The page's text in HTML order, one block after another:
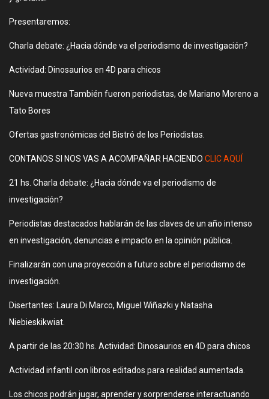
Presentaremos:
Charla debate: ¿Hacia dónde va el periodismo de investigación?
Actividad: Dinosaurios en 4D para chicos
Nueva muestra También fueron periodistas, de Mariano Moreno a
Tato Bores
Ofertas gastronómicas del Bistró de los Periodistas.
CONTANOS SI NOS VAS A ACOMPAÑAR HACIENDO CLIC AQUÍ
21 hs. Charla debate: ¿Hacia dónde va el periodismo de
investigación?
Periodistas destacados hablarán de las claves de un año intenso
en investigación, denuncias e impacto en la opinión pública.
Finalizarán con una proyección a futuro sobre el periodismo de
investigación.
Disertantes: Laura Di Marco, Miguel Wiñazki y Natasha
Niebieskikwiat.
A partir de las 20:30 hs. Actividad: Dinosaurios en 4D para chicos
Actividad infantil con libros editados para realidad aumentada.
Los chicos podrán jugar, aprender y sorprenderse interactuando